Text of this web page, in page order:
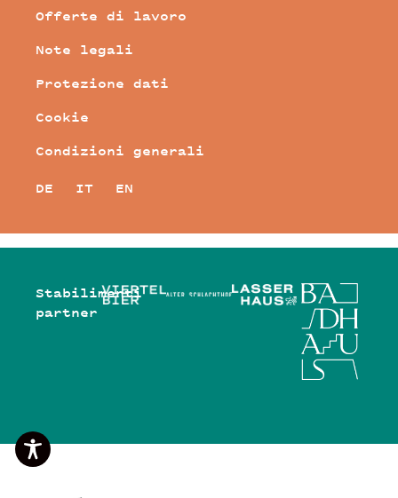
Offerte di lavoro
Note legali
Protezione dati
Cookie
Condizioni generali
DE
IT EN
Stabilimenti
partner